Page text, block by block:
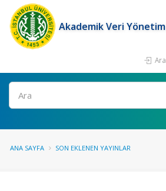
Akademik Veri
Ara
ANA SAYFA SON EKLENEN YAYINLAR